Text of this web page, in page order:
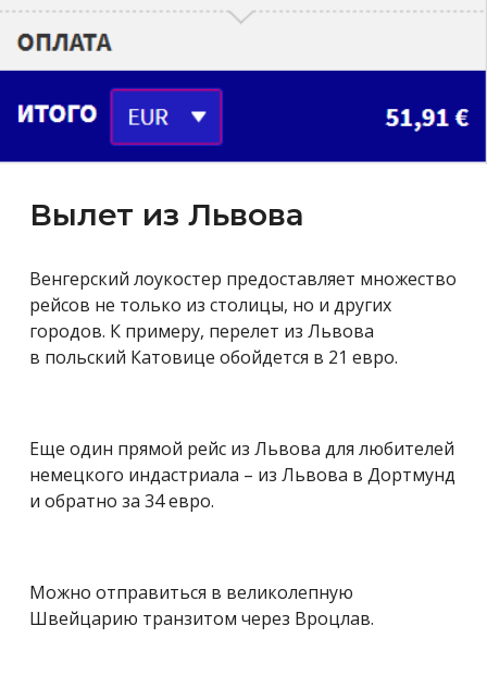
Вылет из Львова
Венгерский лоукостер предоставляет множество
рейсов не только из столицы, но и других
городов. К примеру, перелет из Львова
в польский Катовице обойдется в 21 евро.
Еще один прямой рейс из Львова для любителей
немецкого индастриала – из Львова в Дортмунд
и обратно за 34 евро.
Можно отправиться в великолепную
Швейцарию транзитом через Вроцлав.